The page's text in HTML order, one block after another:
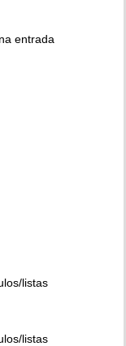
entrada
listas
listas